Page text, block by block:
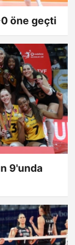
öne geçti
9'unda